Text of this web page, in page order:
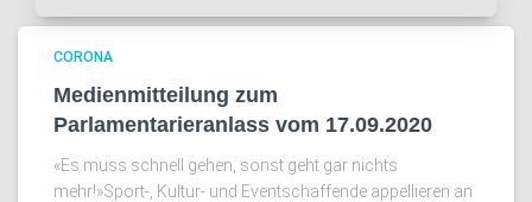
CORONA
Medienmitteilung zum
Parlamentarieranlass vom 17.09.2020
«Es muss schnell gehen, sonst geht gar nichts
mehr!»Sport-, Kultur- und Eventschaffende appellieren an